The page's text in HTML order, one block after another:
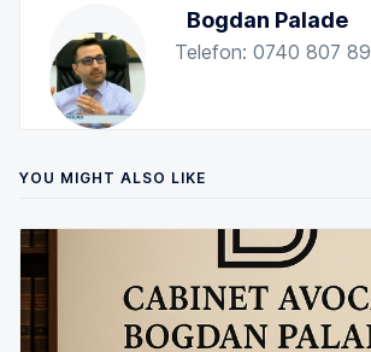
Bogdan Palade
Telefon: 0740 807
YOU MIGHT ALSO LIKE